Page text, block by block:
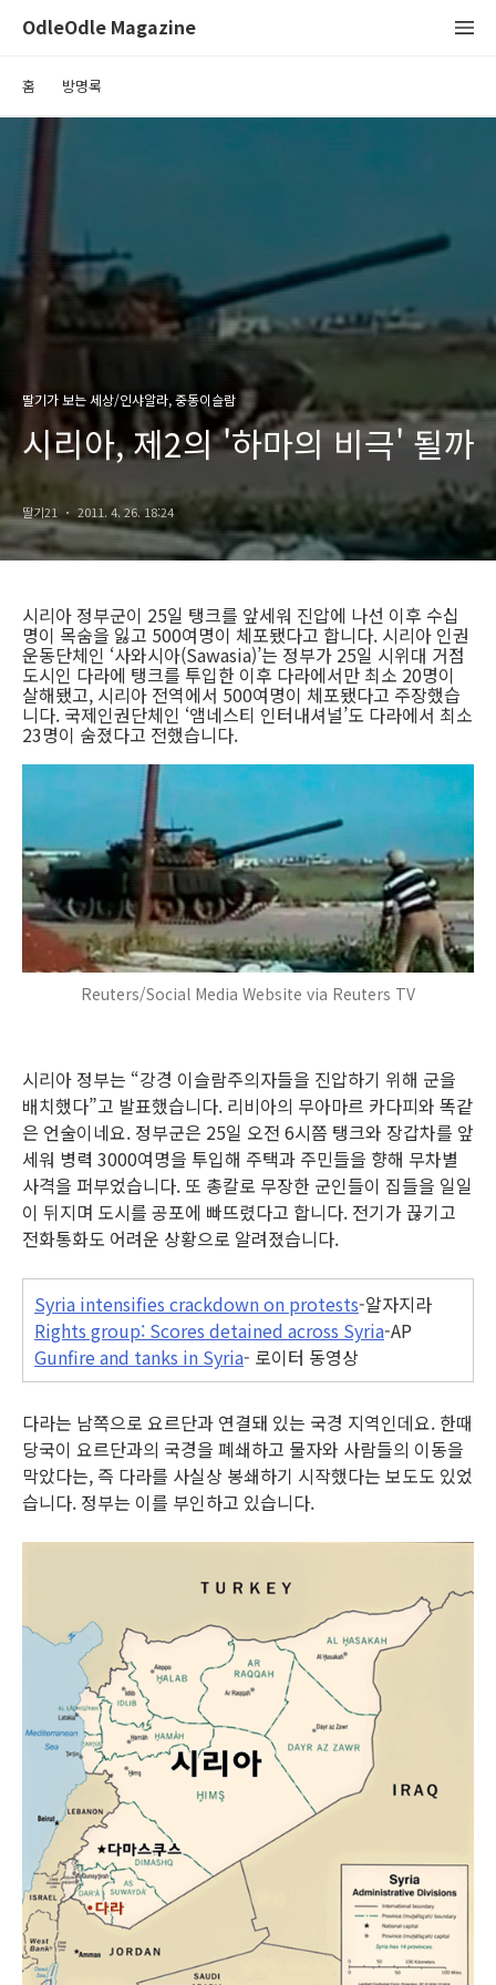
OdleOdle Magazine
홈 방명록
딸기가 보는 세상/인샤알라, 중동이슬람
시리아, 제2의 '하마의 비극' 될까
딸기21 2011. 4. 26. 18:24
시리아 정부군이 25일 탱크를 앞세워 진압에 나선 이후 수십
명이 목숨을 잃고 500여명이 체포됐다고 합니다. 시리아 인권
운동단체인 ‘사와시아(Sawasia)’는 정부가 25일 시위대 거점
도시인 다라에 탱크를 투입한 이후 다라에서만 최소 20명이
살해됐고, 시리아 전역에서 500여명이 체포됐다고 주장했습
니다. 국제인권단체인 ‘앰네스티 인터내셔널’도 다라에서 최소
23명이 숨졌다고 전했습니다.
Reuters/Social Media Website via Reuters TV
시리아 정부는 “강경 이슬람주의자들을 진압하기 위해 군을
배치했다”고 발표했습니다. 리비아의 무아마르 카다피와 똑같
은 언술이네요. 정부군은 25일 오전 6시쯤 탱크와 장갑차를 앞
세워 병력 3000여명을 투입해 주택과 주민들을 향해 무차별
사격을 퍼부었습니다. 또 총칼로 무장한 군인들이 집들을 일일
이 뒤지며 도시를 공포에 빠뜨렸다고 합니다. 전기가 끊기고
전화통화도 어려운 상황으로 알려졌습니다.
Syria intensifies crackdown on protests-알자지라
Rights group: Scores detained across Syria-AP
Gunfire and tanks in Syria- 로이터 동영상
다라는 남쪽으로 요르단과 연결돼 있는 국경 지역인데요. 한때
당국이 요르단과의 국경을 폐쇄하고 물자와 사람들의 이동을
막았다는, 즉 다라를 사실상 봉쇄하기 시작했다는 보도도 있었
습니다. 정부는 이를 부인하고 있습니다.